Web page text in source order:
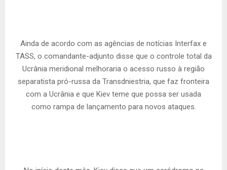
Ainda de acordo com as agências de notícias Interfax e
TASS, o comandante-adjunto disse que o controle total da
Ucrânia meridional melhoraria o acesso russo à região
separatista pró-russa da Transdniestria, que faz fronteira
com a Ucrânia e que Kiev teme que possa ser usada
como rampa de lançamento para novos ataques.